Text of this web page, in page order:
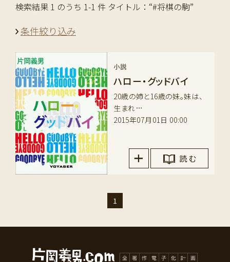
検索結果 1 のうち 1-1 件 タイトル：“#将棋の駒”
条件絞り込み
小説
ハロー・グッドバイ
20歳の姉と16歳の妹。妹は、
生まれ…
2015年07月01日 00:00
読 む
1